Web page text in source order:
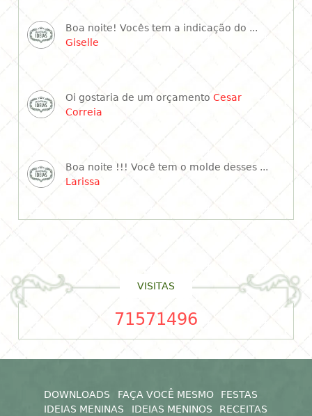
Boa noite! Vocês tem a indicação do ...
Giselle
Oi gostaria de um orçamento Cesar
Correia
Boa noite !!! Você tem o molde desses ...
Larissa
VISITAS
71571496
DOWNLOADS FAÇA VOCÊ MESMO
FESTAS
IDEIAS MENINAS
IDEIAS MENINOS
RECEITAS